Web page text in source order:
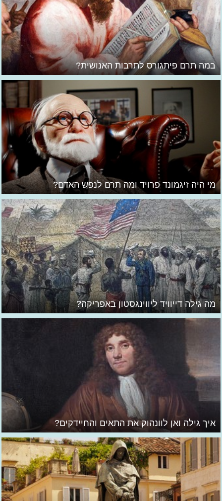
במה תרם פיתגורס לתרבות האנושית?
מי היה זיגמונד פרויד ומה תרם לנפש האדם?
מה גילה דייוויד ליווינגסטון באפריקה?
איך גילה ואן לוונהוק את התאים והחיידקים?